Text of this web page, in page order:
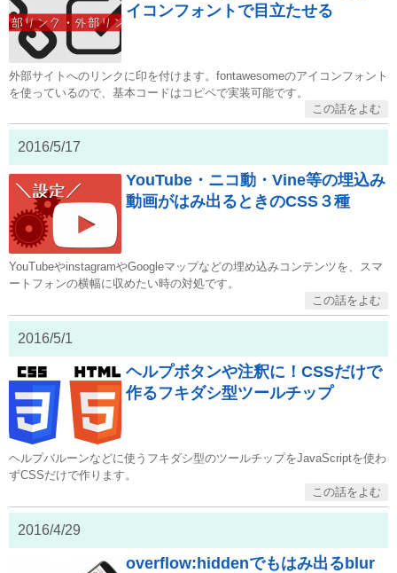
イコンフォントで目立たせる
外部サイトへのリンクに印を付けます。fontawesomeのアイコンフォント
を使っているので、基本コードはコピペで実装可能です。
2016/5/17
YouTube・ニコ動・Vine等の埋込み
動画がはみ出るときのCSS３種
YouTubeやinstagramやGoogleマップなどの埋め込みコンテンツを、スマ
ートフォンの横幅に収めたい時の対処です。
2016/5/1
ヘルプボタンや注釈に！CSSだけで
作るフキダシ型ツールチップ
ヘルプバルーンなどに使うフキダシ型のツールチップをJavaScriptを使わ
ずCSSだけで作ります。
2016/4/29
overflow:hiddenでもはみ出るblur